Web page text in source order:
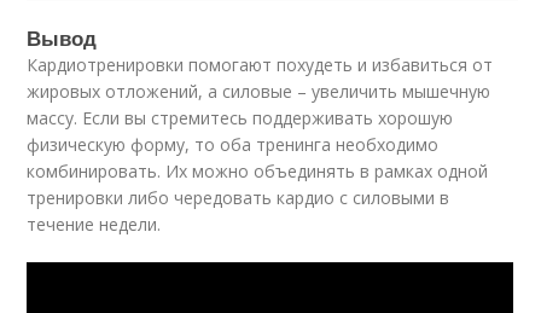
Вывод
Кардиотренировки помогают похудеть и избавиться от
жировых отложений, а силовые – увеличить мышечную
массу. Если вы стремитесь поддерживать хорошую
физическую форму, то оба тренинга необходимо
комбинировать. Их можно объединять в рамках одной
тренировки либо чередовать кардио с силовыми в
течение недели.